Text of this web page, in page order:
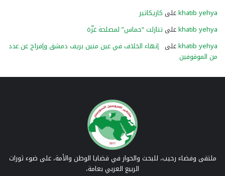
khatib yehyaعلى كاريكاتير
khatib yehyaعلى تنازلت “حماس” لمصلحة غزّة
khatib yehyaعلى إنهاء الخلاف في عين منين بريف دمشق وإفراج عن عدد
من الموقوفين
ملتقى وفضاء رحيب، للبحث والحوار في قضايا الوطن والأمة، على ضوء ثورات
الربيع العربي بعامة،